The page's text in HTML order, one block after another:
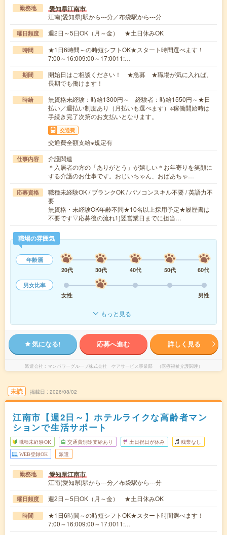
勤務地 愛知県江南市
江南(愛知県)駅から---分／布袋駅から---分
曜日頻度 週2日～5日OK（月～金） ★土日休みOK
時間
★1日6時間～の時短シフトOK★スタート時間選べます！
7:00～16:009:00～17:0011:…
期間
開始日はご相談ください！ ★急募 ★職場が気に入れば、
長期でも働けます！
時給
無資格未経験：時給1300円～ 経験者：時給1550円～★日
払い／週払い制度あり（月払いも選べます）※稼働開始時は
手続き完了次第のお支払いとなります。
交通費
交通費全額支給※規定有
仕事内容
介護関連
＊入居者の方の「ありがとう」が嬉しい＊お年寄りを笑顔に
する介護のお仕事です。おじいちゃん、おばあちゃ…
応募資格
職種未経験OK / ブランクOK / パソコンスキル不要 / 英語力不
要
無資格・未経験OK年齢不問★10名以上採用予定★履歴書は
不要です▽応募後の流れ1)翌営業日までに担当…
職場の雰囲気
年齢層
20代
30代 40代 50代
60代
男女比率
女性
男性
もっと見る
気になる! 応募へ進む 詳しく見る
派遣会社 マンパワーグループ株式会社 ケアサービス事業部 （医療福祉介護関連）
未読 掲載日 2026/08/02
江南市【週2日～】ホテルライクな高齢者マン
ションで生活サポート
職種未経験OK 交通費別途支給あり 土日祝日が休み 残業なし
WEB登録OK 派遣
勤務地 愛知県江南市
江南(愛知県)駅から---分／布袋駅から---分
曜日頻度 週2日～5日OK（月～金） ★土日休みOK
時間
★1日6時間～の時短シフトOK★スタート時間選べます！
7:00～16:009:00～17:0011:…